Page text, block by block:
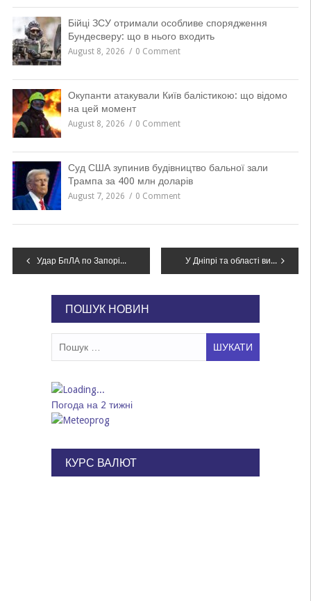
Бійці ЗСУ отримали особливе спорядження
Бундесверу: що в нього входить
August 8, 2026 0 Comment
Окупанти атакували Київ балістикою: що відомо
на цей момент
August 8, 2026 0 Comment
Суд США зупинив будівництво бальної зали
Трампа за 400 млн доларів
August 7, 2026 0 Comment
Навігація
Удар БпЛА по Запоріжжю: кількість постраждалих зросла до шести, серед них дитина У Дніпрі та області вимикатимуть світло: хто потрапив у графіки на 1 липня
ПОШУК НОВИН
Погода на 2 тижні
КУРС ВАЛЮТ